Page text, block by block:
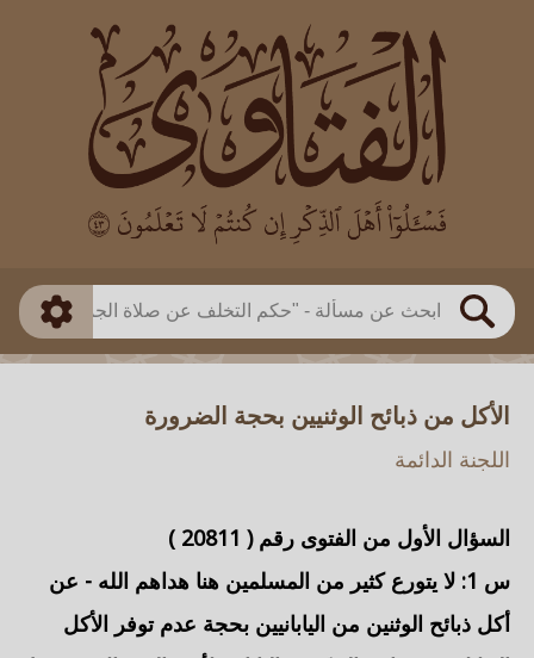
بحث
العالم
بن باز
بن العثيمين
اللجنة الدائمة
طريقة البحث
ذكي
الأكل من ذبائح الوثنيين بحجة الضرورة
اللجنة الدائمة
السؤال الأول من الفتوى رقم ( 20811
)
س 1: لا يتورع كثير من المسلمين هنا هداهم الله - عن
أكل ذبائح الوثنين من اليابانيين بحجة عدم توفر الأكل